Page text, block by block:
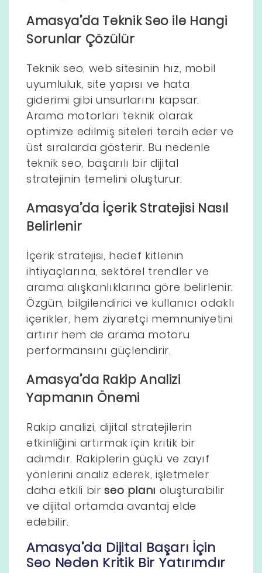
Amasya’da Teknik Seo ile Hangi
Sorunlar Çözülür
Teknik seo, web sitesinin hız, mobil
uyumluluk, site yapısı ve hata
giderimi gibi unsurlarını kapsar.
Arama motorları teknik olarak
optimize edilmiş siteleri tercih eder ve
üst sıralarda gösterir. Bu nedenle
teknik seo, başarılı bir dijital
stratejinin temelini oluşturur.
Amasya’da İçerik Stratejisi Nasıl
Belirlenir
İçerik stratejisi, hedef kitlenin
ihtiyaçlarına, sektörel trendler ve
arama alışkanlıklarına göre belirlenir.
Özgün, bilgilendirici ve kullanıcı odaklı
içerikler, hem ziyaretçi memnuniyetini
artırır hem de arama motoru
performansını güçlendirir.
Amasya’da Rakip Analizi
Yapmanın Önemi
Rakip analizi, dijital stratejilerin
etkinliğini artırmak için kritik bir
adımdır. Rakiplerin güçlü ve zayıf
yönlerini analiz ederek, işletmeler
daha etkili birseo planı oluşturabilir
ve dijital ortamda avantaj elde
edebilir.
Amasya’da Dijital Başarı İçin
Seo Neden Kritik Bir Yatırımdır